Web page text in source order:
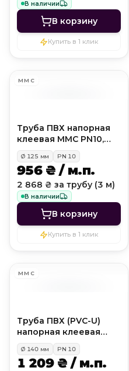
В наличии
В корзину
Купить в 1 клик
MMC
Труба ПВХ напорная
клеевая MMC PN10,
D125 мм
Ø 125 мм PN 10
956 ₴ / м.п.
2 868 ₴ за трубу (3 м)
В наличии
В корзину
Купить в 1 клик
MMC
Труба ПВХ (PVC-U)
напорная клеевая
MMC (ммс) PN10, D140
мм
Ø 140мм PN 10
1 209 ₴ / м.п.